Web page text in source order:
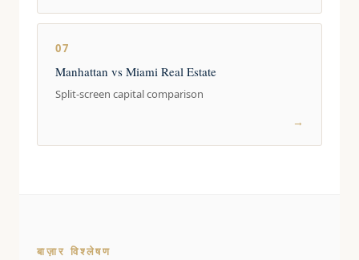
07
Manhattan vs Miami Real Estate
Split-screen capital comparison
→
बाज़ार विश्लेषण